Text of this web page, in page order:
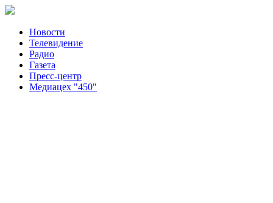
Новости
Телевидение
Радио
Газета
Пресс-центр
Медиацех "450"